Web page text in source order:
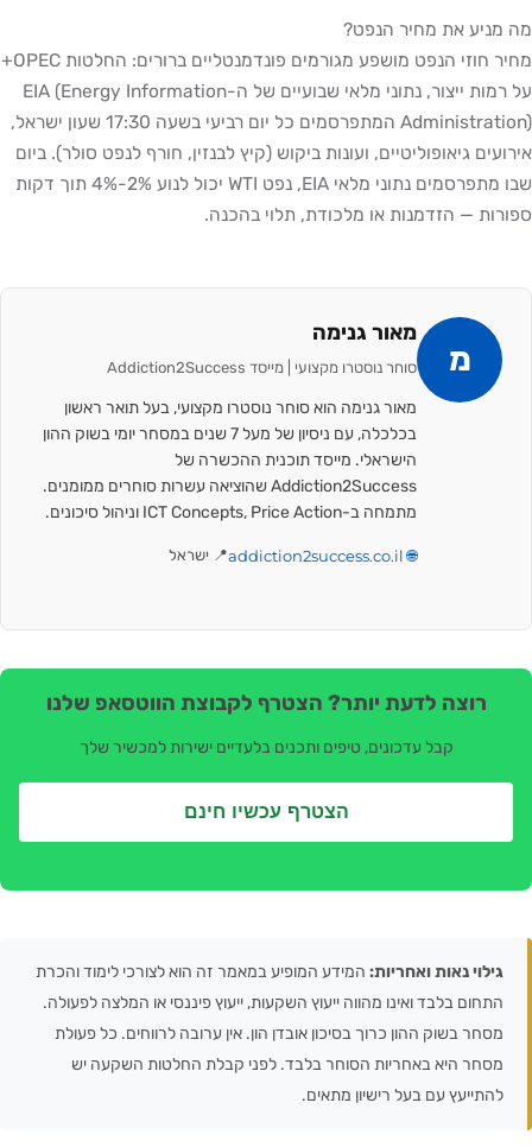
מה מניע את מחיר הנפט?
מחיר חוזי הנפט מושפע מגורמים פונדמנטליים ברורים: החלטות OPEC+
על רמות ייצור, נתוני מלאי שבועיים של ה-EIA (Energy Information
Administration) המתפרסמים כל יום רביעי בשעה 17:30 שעון ישראל,
אירועים גיאופוליטיים, ועונות ביקוש (קיץ לבנזין, חורף לנפט סולר). ביום
שבו מתפרסמים נתוני מלאי EIA, נפט WTI יכול לנוע 2%-4% תוך דקות
ספורות — הזדמנות או מלכודת, תלוי בהכנה.
מ
מאור גנימה
סוחר נוסטרו מקצועי | מייסד Addiction2Success
מאור גנימה הוא סוחר נוסטרו מקצועי, בעל תואר ראשון
בכלכלה, עם ניסיון של מעל 7 שנים במסחר יומי בשוק ההון
הישראלי. מייסד תוכנית ההכשרה של
Addiction2Success שהוציאה עשרות סוחרים ממומנים.
מתמחה ב-ICT Concepts, Price Action וניהול סיכונים.
🌐 addiction2success.co.il 📍 ישראל
רוצה לדעת יותר? הצטרף לקבוצת הווטסאפ שלנו
קבל עדכונים, טיפים ותכנים בלעדיים ישירות למכשיר שלך
הצטרף עכשיו חינם
גילוי נאות ואחריות: המידע המופיע במאמר זה הוא לצורכי לימוד והכרת
התחום בלבד ואינו מהווה ייעוץ השקעות, ייעוץ פיננסי או המלצה לפעולה.
מסחר בשוק ההון כרוך בסיכון אובדן הון. אין ערובה לרווחים. כל פעולת
מסחר היא באחריות הסוחר בלבד. לפני קבלת החלטות השקעה יש
להתייעץ עם בעל רישיון מתאים.